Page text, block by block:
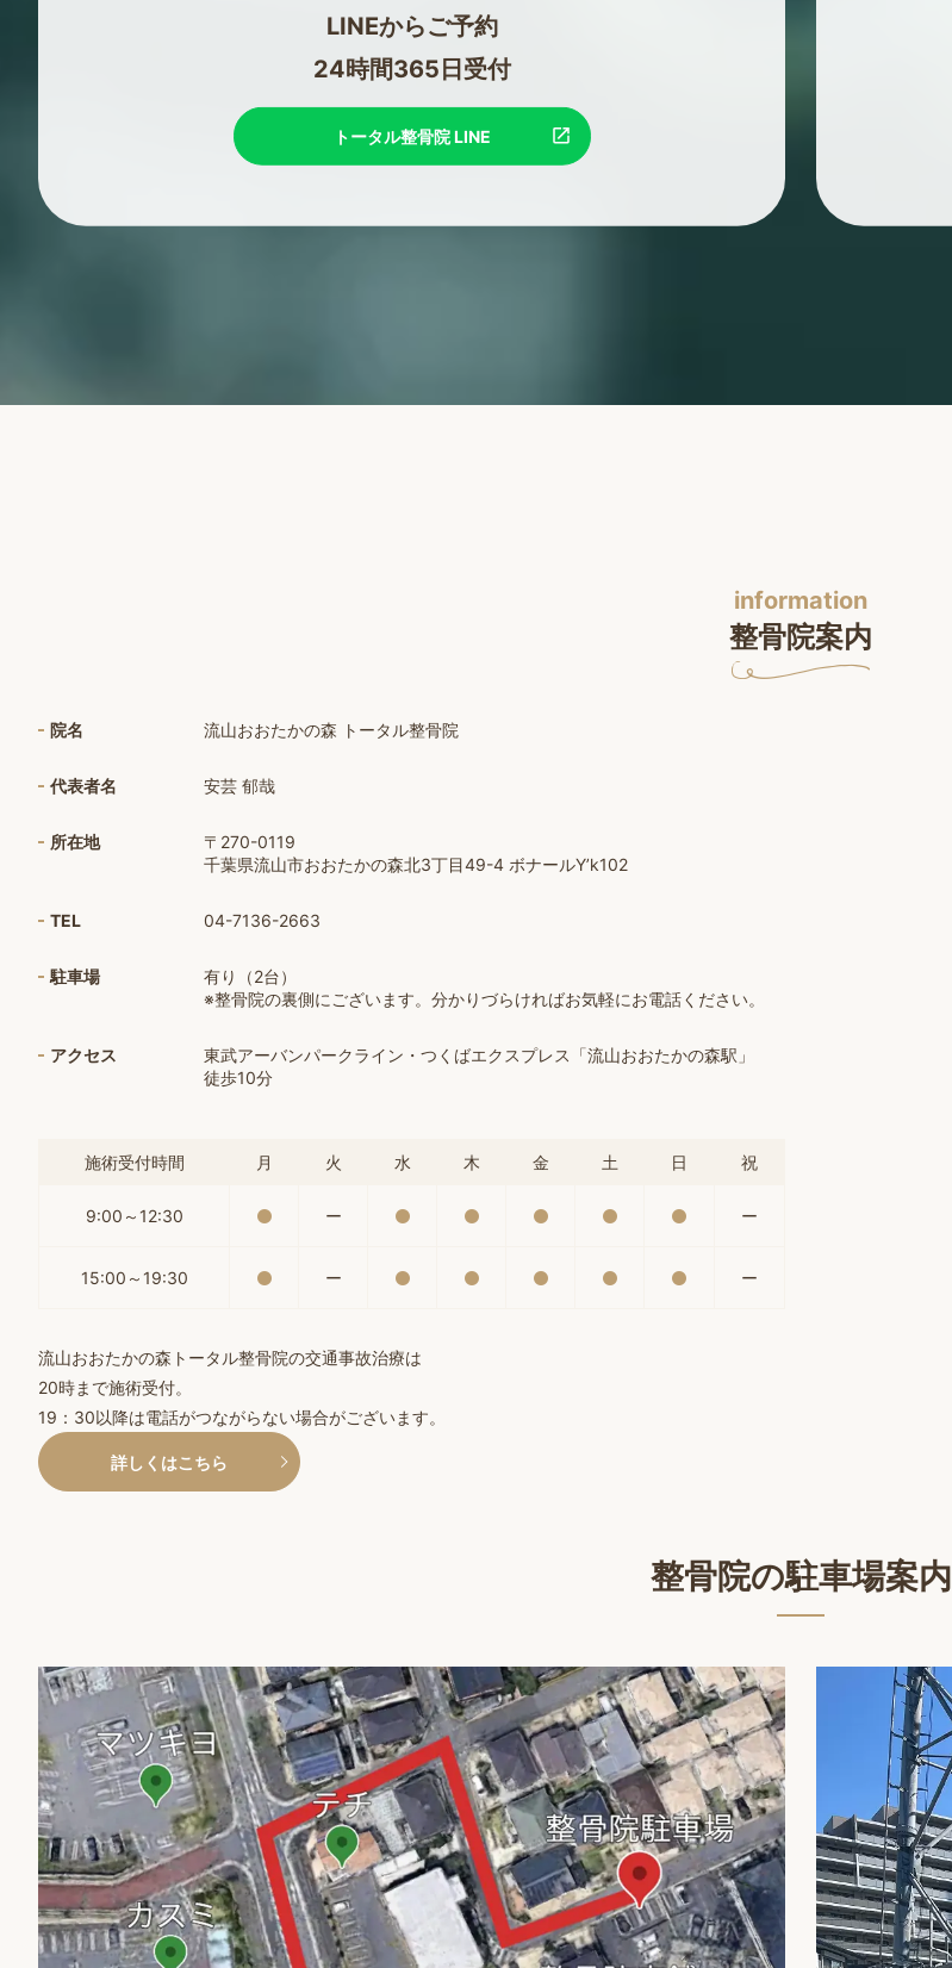
LINEからご予約
24時間365日受付
トータル整骨院 LINE
information
整骨院案内
院名 流山おおたかの森 トータル整骨院
代表者名 安芸 郁哉
所在地
〒270-0119
千葉県流山市おおたかの森北3丁目49-4 ボナールY’k102
TEL 04-7136-2663
駐車場
有り（2台）
※整骨院の裏側にございます。分かりづらければお気軽にお電話ください。
アクセス
東武アーバンパークライン・つくばエクスプレス「流山おおたかの森駅」
徒歩10分
施術受付時間 月 火 水 木 金 土 日 祝
9:00～12:30 ー ー
15:00～19:30 ー ー
流山おおたかの森トータル整骨院の交通事故治療は
20時まで施術受付。
19：30以降は電話がつながらない場合がございます。
詳しくはこちら
整骨院の駐車場案内